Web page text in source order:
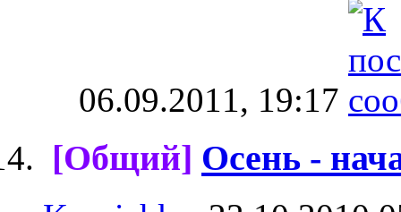
06.09.2011, 19:17
[Общий] Осень -